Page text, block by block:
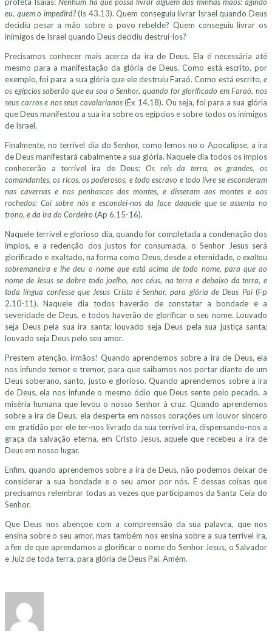
profeta Isaías:Nenhum há que possa livrar alguém das minhas mãos: agindo
eu, quem o impedirá?(Is 43.13). Quem conseguiu livrar Israel quando Deus
decidiu pesar a mão sobre o povo rebelde? Quem conseguiu livrar os
inimigos de Israel quando Deus decidiu destruí-los?
Precisamos conhecer mais acerca da ira de Deus. Ela é necessária até
mesmo para a manifestação da glória de Deus. Como está escrito, por
exemplo, foi para a sua glória que ele destruiu Faraó. Como está escrito, e
os egípcios saberão que eu sou o Senhor, quando for glorificado em Faraó, nos
seus carros e nos seus cavalarianos(Êx 14.18). Ou seja, foi para a sua glória
que Deus manifestou a sua ira sobre os egípcios e sobre todos os inimigos
de Israel.
Finalmente, no terrível dia do Senhor, como lemos no o Apocalipse, a ira
de Deus manifestará cabalmente a sua glória. Naquele dia todos os ímpios
conhecerão a terrível ira de Deus: Os reis da terra, os grandes, os
comandantes, os ricos, os poderosos, e todo escravo e todo livre se esconderam
nas cavernas e nos penhascos dos montes, e disseram aos montes e aos
rochedos: Caí sobre nós e escondei-nos da face daquele que se assenta no
trono, e da ira do Cordeiro (Ap 6.15-16).
Naquele terrível e glorioso dia, quando for completada a condenação dos
ímpios, e a redenção dos justos for consumada, o Senhor Jesus será
glorificado e exaltado, na forma como Deus, desde a eternidade, o exaltou
sobremaneira e lhe deu o nome que está acima de todo nome, para que ao
nome de Jesus se dobre todo joelho, nos céus, na terra e debaixo da terra, e
toda língua confesse que Jesus Cristo é Senhor, para glória de Deus Pai (Fp
2.10-11). Naquele dia todos haverão de constatar a bondade e a
severidade de Deus, e todos haverão de glorificar o seu nome. Louvado
seja Deus pela sua ira santa; louvado seja Deus pela sua justiça santa;
louvado seja Deus pelo seu amor.
Prestem atenção, irmãos! Quando aprendemos sobre a ira de Deus, ela
nos infunde temor e tremor, para que saibamos nos portar diante de um
Deus soberano, santo, justo e glorioso. Quando aprendemos sobre a ira
de Deus, ela nos infunde o mesmo ódio que Deus sente pelo pecado, a
miséria humana que levou o nosso Senhor à cruz. Quando aprendemos
sobre a ira de Deus, ela desperta em nossos corações um louvor sincero
em gratidão por ele ter-nos livrado da sua terrível ira, dispensando-nos a
graça da salvação eterna, em Cristo Jesus, aquele que recebeu a ira de
Deus em nosso lugar.
Enfim, quando aprendemos sobre a ira de Deus, não podemos deixar de
considerar a sua bondade e o seu amor por nós. É dessas coisas que
precisamos relembrar todas as vezes que participamos da Santa Ceia do
Senhor.
Que Deus nos abençoe com a compreensão da sua palavra, que nos
ensina sobre o seu amor, mas também nos ensina sobre a sua terrível ira,
a fim de que aprendamos a glorificar o nome do Senhor Jesus, o Salvador
e Juiz de toda terra, para glória de Deus Pai. Amém.